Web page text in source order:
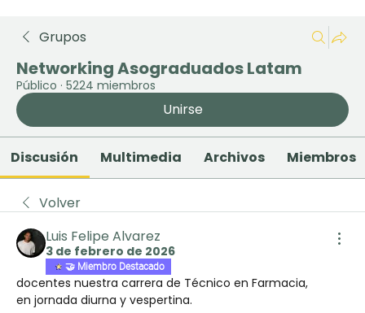
Grupos
Networking Asograduados Latam
Público · 5224 miembros
Unirse
Discusión Multimedia Archivos Miembros
Volver
Luis Felipe Alvarez
3 de febrero de 2026
🤝 Miembro Destacado
docentes nuestra carrera de Técnico en Farmacia,
en jornada diurna y vespertina.